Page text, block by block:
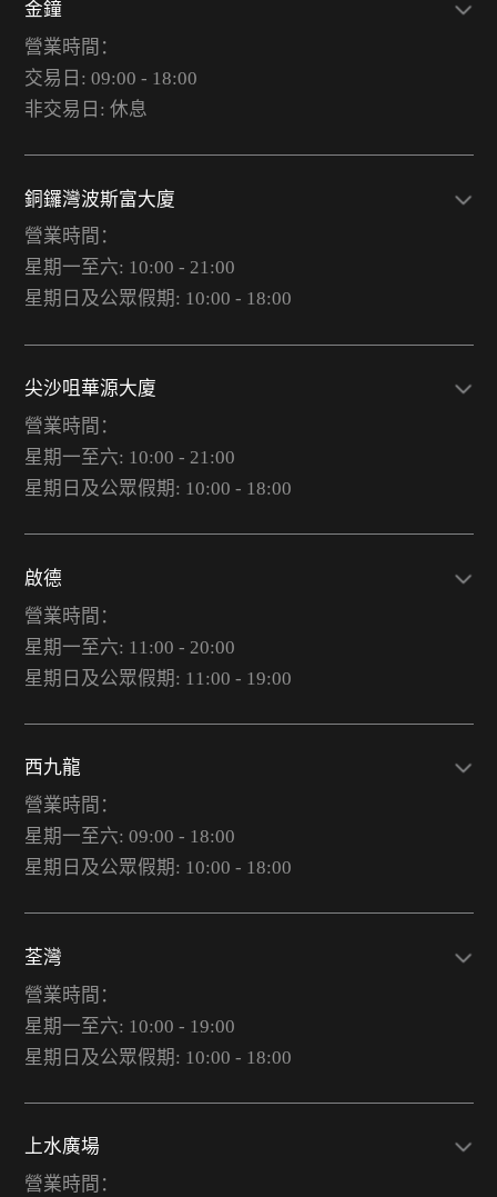
金鐘
營業時間：
交易日: 09:00 - 18:00
非交易日: 休息
銅鑼灣波斯富大廈
營業時間：
星期一至六: 10:00 - 21:00
星期日及公眾假期: 10:00 - 18:00
尖沙咀華源大廈
營業時間：
星期一至六: 10:00 - 21:00
星期日及公眾假期: 10:00 - 18:00
啟德
營業時間：
星期一至六: 11:00 - 20:00
星期日及公眾假期: 11:00 - 19:00
西九龍
營業時間：
星期一至六: 09:00 - 18:00
星期日及公眾假期: 10:00 - 18:00
荃灣
營業時間：
星期一至六: 10:00 - 19:00
星期日及公眾假期: 10:00 - 18:00
上水廣場
營業時間：